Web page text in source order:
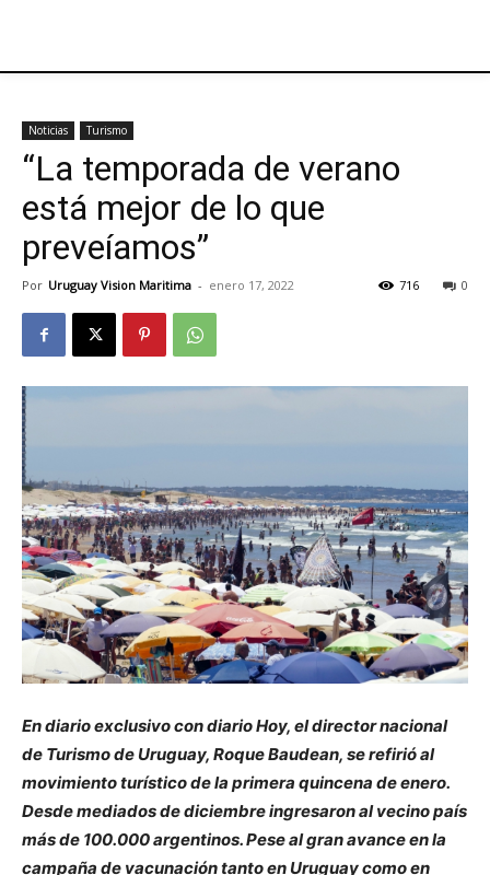
Noticias Turismo
“La temporada de verano
está mejor de lo que
preveíamos”
Por Uruguay Vision Maritima - enero 17, 2022 0
716
En diario exclusivo con diario Hoy, el director nacional
de Turismo de Uruguay, Roque Baudean, se refirió al
movimiento turístico de la primera quincena de enero.
Desde mediados de diciembre ingresaron al vecino país
más de 100.000 argentinos. Pese al gran avance en la
campaña de vacunación tanto en Uruguay como en